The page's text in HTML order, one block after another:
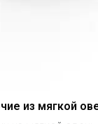
из мягкой